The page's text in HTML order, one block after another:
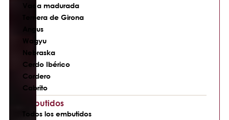
Vaca madurada
Ternera de Girona
Angus
Wagyu
Nebraska
Cerdo Ibérico
Cordero
Cabrito
Embutidos
Todos los embutidos